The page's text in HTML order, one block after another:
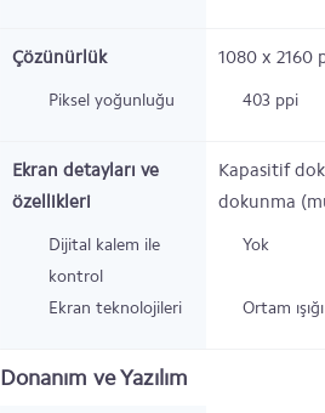
Çözünürlük 1080 x 2160
Piksel yoğunluğu 403 ppi
Ekran detayları ve
özellikleri
Kapasitif
dokunma
Dijital kalem ile
kontrol
Yok
Ekran teknolojileri Ortam
Donanım ve Yazılım